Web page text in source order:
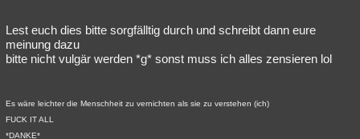
weitere Rubriken
Philosophie
Übersichten
Lest euch dies bitte sorgfälltig durch und schreibt dann eure
meinung dazu
bitte nicht vulgär werden *g* sonst muss ich alles zensieren lol
Es wäre leichter die Menschheit zu vernichten als sie zu verstehen (ich)
FUCK IT ALL
*DANKE*